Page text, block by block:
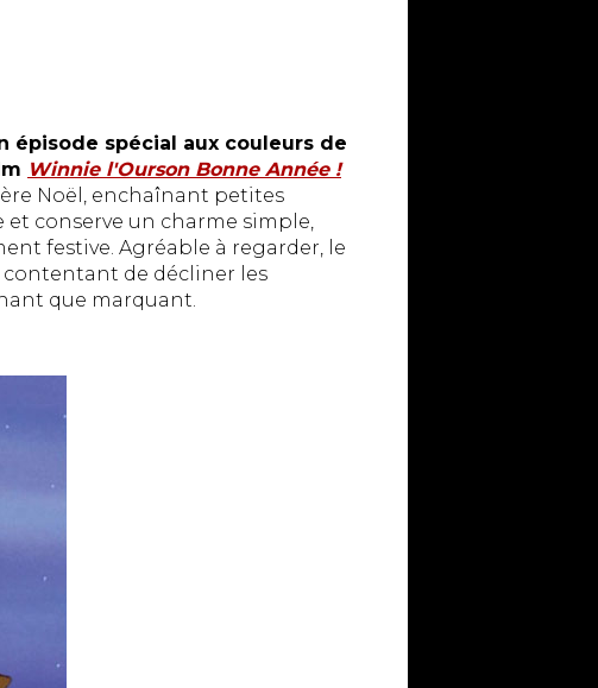
épisode spécial aux couleurs de
Winnie l'Ourson Bonne Année !
Noël, enchaînant petites
et conserve un charme simple,
festive. Agréable à regarder, le
contentant de décliner les
que marquant.